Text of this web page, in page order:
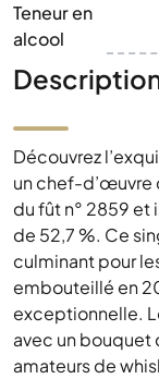
Teneur en
alcool
Découvrez
un chef-d’œuvre
du fût n° 2859 et
de 52,7 %. Ce
culminant pour
embouteillé en
exceptionnelle.
avec un bouquet
amateurs de